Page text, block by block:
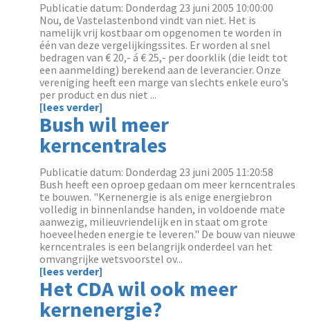
Publicatie datum: Donderdag 23 juni 2005 10:00:00
Nou, de Vastelastenbond vindt van niet. Het is
namelijk vrij kostbaar om opgenomen te worden in
één van deze vergelijkingssites. Er worden al snel
bedragen van € 20,- á € 25,- per doorklik (die leidt tot
een aanmelding) berekend aan de leverancier. Onze
vereniging heeft een marge van slechts enkele euro’s
per product en dus niet ...
[lees verder]
Bush wil meer
kerncentrales
Publicatie datum: Donderdag 23 juni 2005 11:20:58
Bush heeft een oproep gedaan om meer kerncentrales
te bouwen. "Kernenergie is als enige energiebron
volledig in binnenlandse handen, in voldoende mate
aanwezig, milieuvriendelijk en in staat om grote
hoeveelheden energie te leveren." De bouw van nieuwe
kerncentrales is een belangrijk onderdeel van het
omvangrijke wetsvoorstel ov...
[lees verder]
Het CDA wil ook meer
kernenergie?